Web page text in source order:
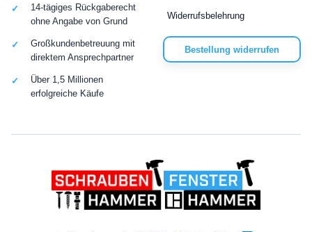
Widerrufsbelehrung
Bestellung widerrufen
14-tägiges Rückgaberecht
ohne Angabe von Grund
Großkundenbetreuung mit
direktem Ansprechpartner
Über 1,5 Millionen
erfolgreiche Käufe